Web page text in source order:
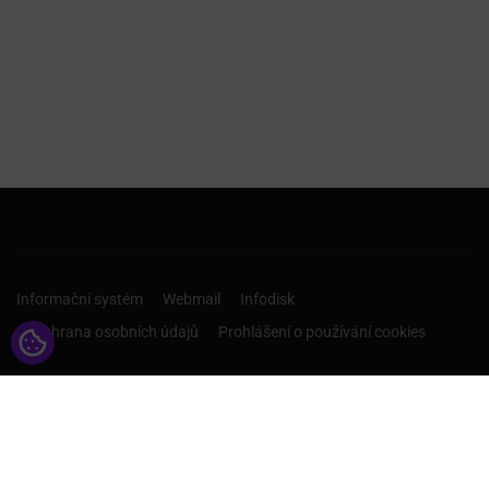
Informační systém Webmail
Infodisk
Ochrana osobních údajů
Prohlášení o používání cookies